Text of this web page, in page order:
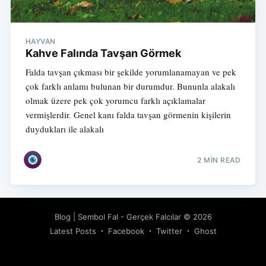
HAYVAN
Kahve Falında Tavşan Görmek
Falda tavşan çıkması bir şekilde yorumlanamayan ve pek
çok farklı anlamı bulunan bir durumdur. Bununla alakalı
olmak üzere pek çok yorumcu farklı açıklamalar
vermişlerdir. Genel kanı falda tavşan görmenin kişilerin
duydukları ile alakalı
2 MIN READ
Blog | Sembol Fal - Gerçek Falcılar© 2026
Latest Posts
Facebook Twitter Ghost